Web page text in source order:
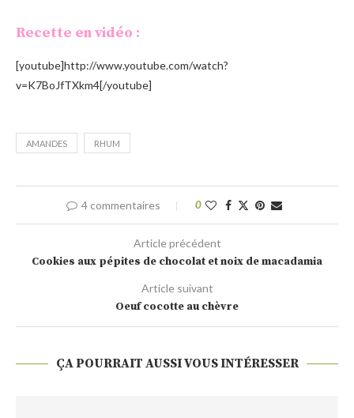
Recette en vidéo :
[youtube]http://www.youtube.com/watch?
v=K7BoJfTXkm4[/youtube]
AMANDES RHUM
4 commentaires 0
Article précédent
Cookies aux pépites de chocolat et noix de macadamia
Article suivant
Oeuf cocotte au chèvre
ÇA POURRAIT AUSSI VOUS INTÉRESSER